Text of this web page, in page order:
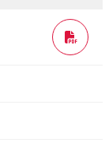
WORD